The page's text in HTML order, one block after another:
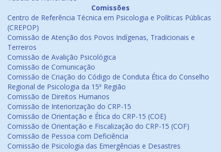
Comissões
Centro de Referência Técnica em Psicologia e Políticas Públicas
(CREPOP)
Comissão de Atenção dos Povos Indígenas, Tradicionais e
Terreiros
Comissão de Avalição Psicológica
Comissão de Comunicação
Comissão de Criação do Código de Conduta Ética do Conselho
Regional de Psicologia da 15ª Região
Comissão de Direitos Humanos
Comissão de Interiorização do CRP-15
Comissão de Orientação e Ética do CRP-15 (COE)
Comissão de Orientação e Fiscalização do CRP-15 (COF)
Comissão de Pessoa com Deficiência
Comissão de Psicologia das Emergências e Desastres